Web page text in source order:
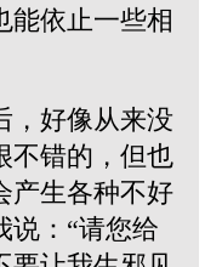
能依止一些相
，好像从来没
不错的，但也
产生各种不好
说：“请您给